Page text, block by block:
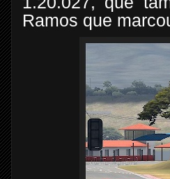
Ramos que